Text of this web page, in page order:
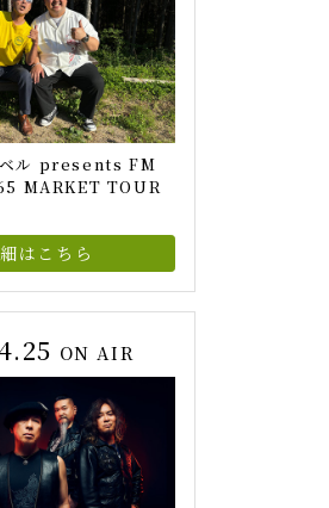
ル presents FM
MARKET TOUR
はこちら
4.25 ON AIR